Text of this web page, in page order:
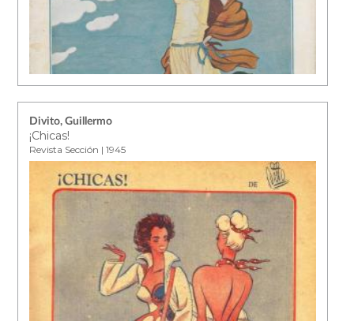
Divito, Guillermo
¡Chicas!
Revista Sección | 1945